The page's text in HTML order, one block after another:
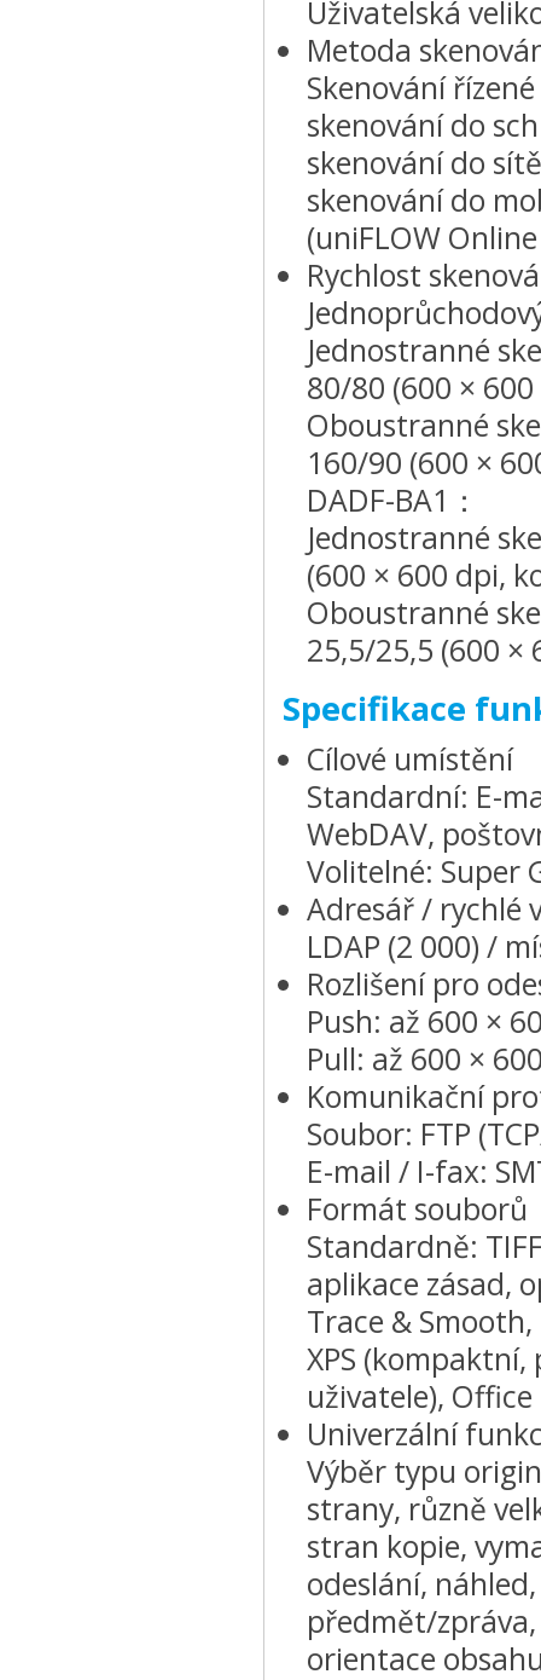
Uživatelská
Metoda
Skenování
skenování do
skenování do
skenování do
(uniFLOW
Rychlost
Jednostranné
80/80 (600 ×
Oboustranné
160/90 (600 ×
DADF-BA1：
Jednostranné
(600 × 600 dpi,
Oboustranné
25,5/25,5 (600 ×
Specifikace
Cílové umístění
Standardní: E-
WebDAV,
Volitelné: Super
Adresář / rychlé
LDAP (2 000) /
Rozlišení pro
Push: až 600 ×
Pull: až 600 ×
Komunikační
Soubor: FTP
E-mail / I-fax:
Formát souborů
Standardně:
aplikace zásad,
Trace &
XPS
uživatele),
Univerzální
Výběr typu
strany, různě
stran kopie,
odeslání,
předmět/
orientace